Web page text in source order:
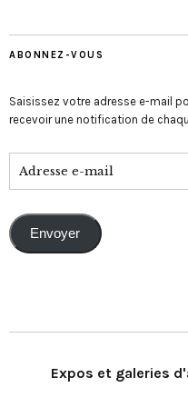
ABONNEZ-VOUS
Saisissez votre adresse e-mail
recevoir une notification de
Envoyer
Expos et galeries